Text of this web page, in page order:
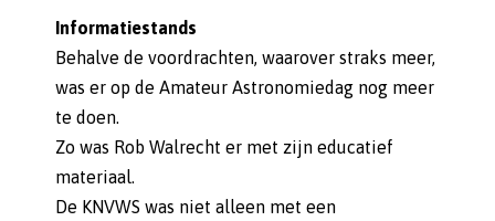
Informatiestands
Behalve de voordrachten, waarover straks meer,
was er op de Amateur Astronomiedag nog meer
te doen.
Zo was Rob Walrecht er met zijn educatief
materiaal.
De KNVWS was niet alleen met een